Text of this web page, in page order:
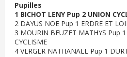
Pupilles
1 BICHOT LENY Pup 2 UNION
2 DAYUS NOE Pup 1 ERDRE ET
3 MOURIN BEUZET MATHYS Pup
CYCLISME
4 VERGER NATHANAEL Pup 1